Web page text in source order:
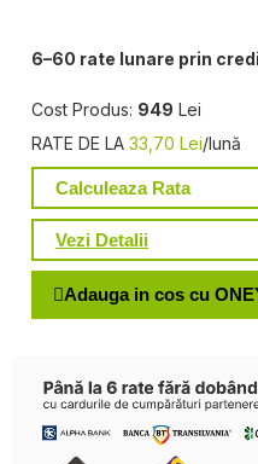
6–60 rate lunare prin
Cost Produs: 949 Lei
RATE DE LA 33,70 Lei/lună
Calculeaza Rata
Vezi Detalii
Adauga in cos cu